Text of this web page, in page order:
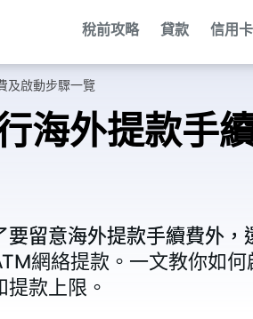
稅前攻略 貸款 信用卡
及啟動步驟一覽
海外提款手
留意海外提款手續費外
網絡提款。一文教你如
款上限。
留意海外提款手續費外
網絡提款。一文教你如
款上限。